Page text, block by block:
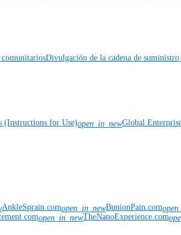
comunitariosDivulgación de la cadena de suministro
(Instructions for Use)open_in_newGlobal
AnkleSprain.comopen_in_newBunionPain.com
open_in_newTheNanoExperience.com